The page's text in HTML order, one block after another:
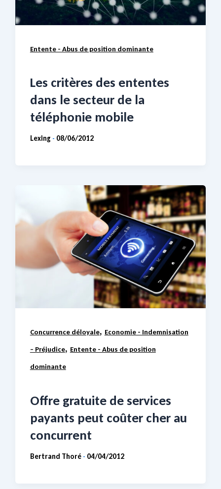
Entente - Abus de position dominante
Les critères des ententes
dans le secteur de la
téléphonie mobile
Lexing - 08/06/2012
Concurrence déloyale, Economie - Indemnisation
– Préjudice, Entente - Abus de position
dominante
Offre gratuite de services
payants peut coûter cher au
concurrent
Bertrand Thoré - 04/04/2012